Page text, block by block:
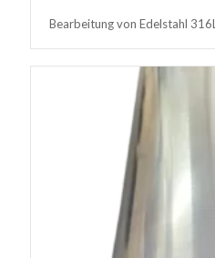
Bearbeitung von Edelstahl 316L